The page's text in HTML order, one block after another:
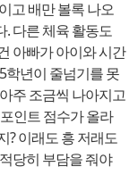
고 배만 볼록 나오
. 다른 체육 활동도
아빠가 아이와 시간
학년이 줄넘기를 못
주 조금씩 나아지고
인트 점수가 올라
? 이래도 흥 저래도
당히 부담을 줘야